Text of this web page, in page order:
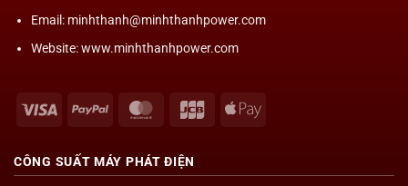
Email: minhthanh@minhthanhpower.com
Website: www.minhthanhpower.com
Visa PayPal MasterCard
JCB
Apple
CÔNG SUẤTMÁY PHÁT ĐIỆN